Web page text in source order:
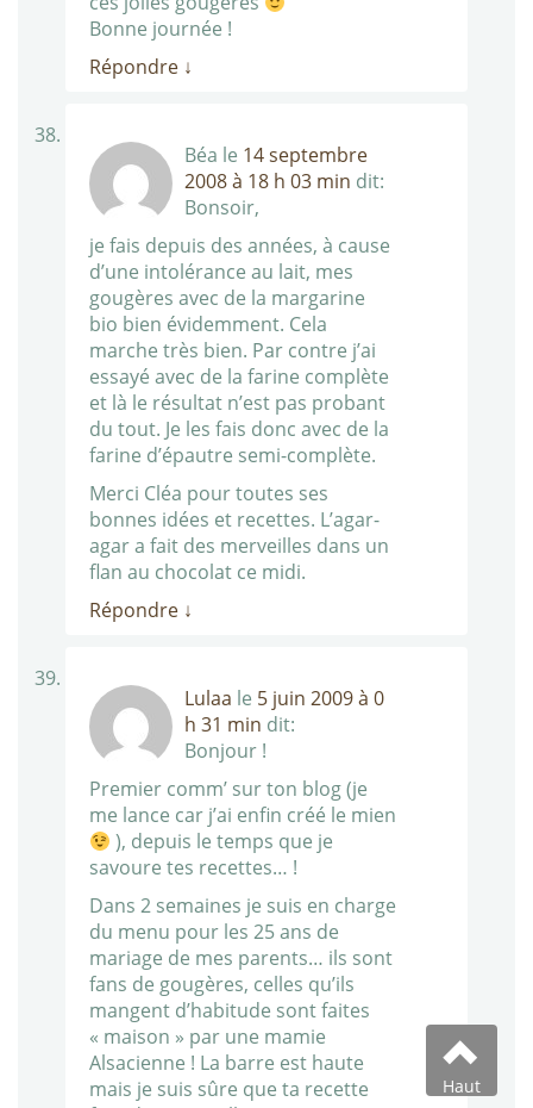
Bonne journée !
Répondre ↓
Béa le 14 septembre
2008 à 18 h 03 min dit:
Bonsoir,
je fais depuis des années, à cause
d’une intolérance au lait, mes
gougères avec de la margarine
bio bien évidemment. Cela
marche très bien. Par contre j’ai
essayé avec de la farine complète
et là le résultat n’est pas probant
du tout. Je les fais donc avec de la
farine d’épautre semi-complète.
Merci Cléa pour toutes ses
bonnes idées et recettes. L’agar-
agar a fait des merveilles dans un
flan au chocolat ce midi.
Répondre ↓
Lulaa le 5 juin 2009 à 0
h 31 min dit:
Bonjour !
Premier comm’ sur ton blog (je
me lance car j’ai enfin créé le mien
), depuis le temps que je
savoure tes recettes… !
Dans 2 semaines je suis en charge
du menu pour les 25 ans de
mariage de mes parents… ils sont
fans de gougères, celles qu’ils
mangent d’habitude sont faites
« maison » par une mamie
Alsacienne ! La barre est haute
mais je suis sûre que ta recette
Haut